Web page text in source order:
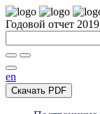
Годовой отчет 2019
en
Скачать PDF